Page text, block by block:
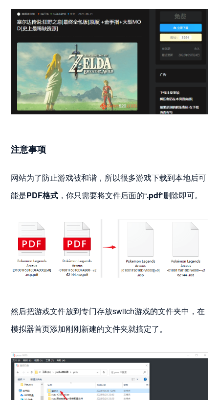
注意事项
网站为了防止游戏被和谐，所以很多游戏下载到本地后可
能是PDF格式 ，你只需要将文件后面的“.pdf”删除即可。
然后把游戏文件放到专门存放switch游戏的文件夹中，在
模拟器首页添加刚刚新建的文件夹就搞定了。